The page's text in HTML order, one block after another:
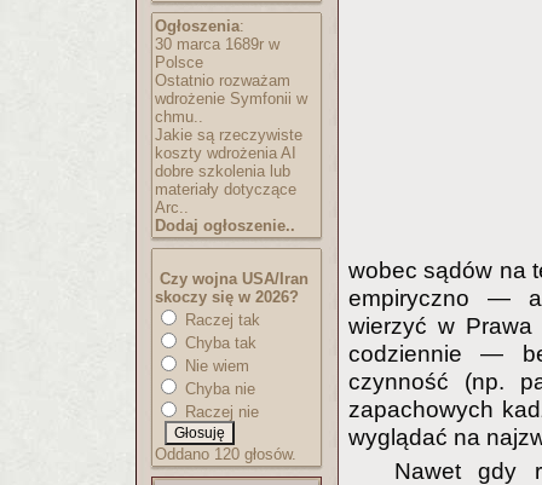
Ogłoszenia:
30 marca 1689r w
Polsce
Ostatnio rozważam
wdrożenie Symfonii w
chmu..
Jakie są rzeczywiste
koszty wdrożenia AI
dobre szkolenia lub
materiały dotyczące
Arc..
Dodaj ogłoszenie..
Czy wojna USA/Iran
skoczy się w 2026?
Raczej tak
Chyba tak
Nie wiem
Chyba nie
Raczej nie
Oddano 120 głosów.
wobec sądów na
empiryczno —
wierzyć w Prawa
codziennie —
czynność (np.
zapachowych
wyglądać na
Nawet gdy